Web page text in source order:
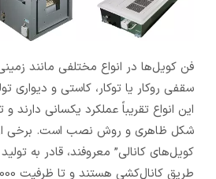
فن کویل‌ها در انواع مختلفی مانند
سقفی روکار یا توکار، کاستی و دیواری
این انواع تقریباً عملکرد یکسانی دارند
شکل ظاهری و روش نصب است. برخی از
کویل‌های کانالی” معروفند، قادر به